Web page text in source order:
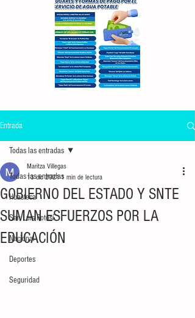
Entrada
Todas las entradas
Huasteca
San Luis Potosí
Nacional
Deportes
Seguridad
Todas las entradas
GOBIERNO DEL ESTADO Y SNTE
SUMAN ESFUERZOS POR LA
EDUCACIÓN
Maritza Villegas
13 dic 20211 min de lectura